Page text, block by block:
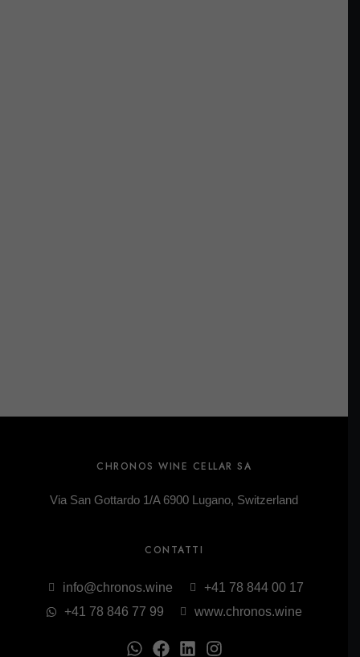
CHRONOS WINE CELLAR SA
Via San Gottardo 1/A 6900 Lugano, Switzerland
CONTATTI
info@chronos.wine
+41 78 844 00 17
+41 78 846 77 99
www.chronos.wine